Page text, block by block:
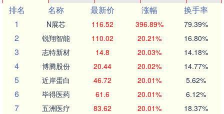
排名
名称 最新价 涨幅
换手率
1
N展芯 116.52 396.89% 79.39%
2 锐翔智能 110.02 20.21% 16.80%
3 志特新材 14.8 20.03% 14.18%
4 博腾股份 20.44 20.02% 14.77%
5 近岸蛋白 46.72 20.01% 5.62%
6 毕得医药 61.6 20.01% 6.12%
7 五洲医疗 83.62 20.01% 18.37%